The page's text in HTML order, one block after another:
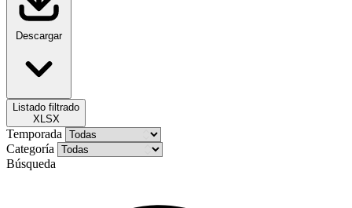
Descargar
Listado filtrado
XLSX
Temporada
Categoría
Búsqueda